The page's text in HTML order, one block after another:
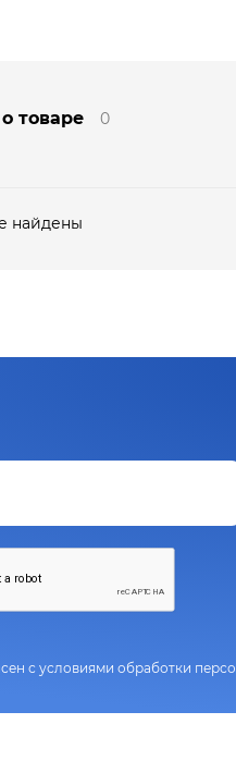
товаре
0
найдены
с условиями обработки